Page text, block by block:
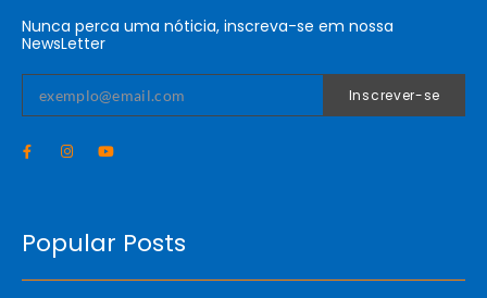
Nunca perca uma nóticia, inscreva-se em nossa
NewsLetter
Inscrever-se
Popular Posts